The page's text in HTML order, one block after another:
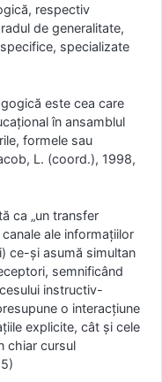
respectiv
de generalitate,
specializate
este cea care
în ansamblul
formele sau
L. (coord.), 1998,
ca „un transfer
ale informaţiilor
ce-şi asumă simultan
semnificând
instructiv-
o interacţiune
explicite, cât şi cele
chiar cursul